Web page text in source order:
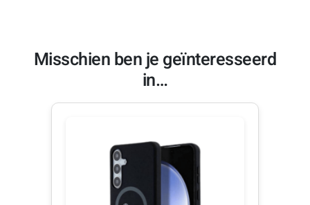
Misschien ben je geïnteresseerd
in…